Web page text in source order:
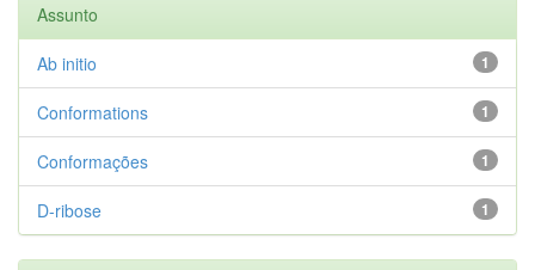
Assunto
1
Ab initio
1
Conformations
1
Conformações
1
D-ribose